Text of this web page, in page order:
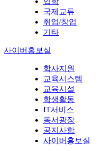
국제교류
취업/창업
기타
사이버홍보실
학사지원
교육시스템
교육시설
학생활동
IT서비스
동서광장
공지사항
사이버홍보실